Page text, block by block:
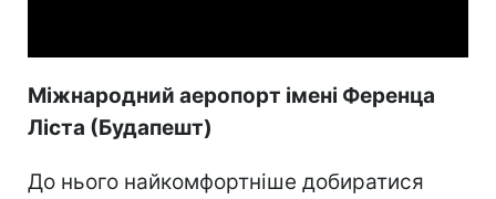
Міжнародний аеропорт імені Ференца
Ліста (Будапешт)
До нього найкомфортніше добиратися